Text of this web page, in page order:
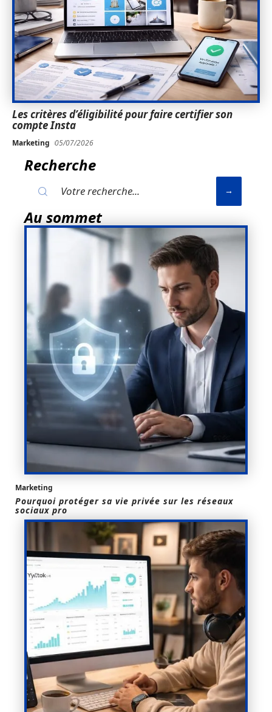
Les critères d’éligibilité pour faire certifier son
compte Insta
Marketing 05/07/2026
Recherche
Au sommet
Marketing
Pourquoi protéger sa vie privée sur les réseaux
sociaux pro